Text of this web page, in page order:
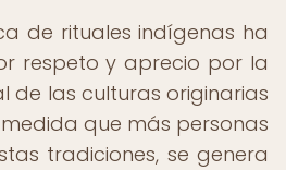
de rituales indígenas ha
respeto y aprecio por la
de las culturas originarias
que más personas
tradiciones, se genera